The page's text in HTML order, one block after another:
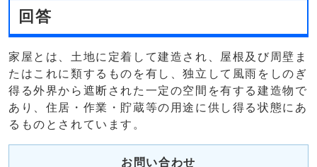
回答
家屋とは、土地に定着して建造され、屋根及び周壁ま
たはこれに類するものを有し、独立して風雨をしのぎ
得る外界から遮断された一定の空間を有する建造物で
あり、住居・作業・貯蔵等の用途に供し得る状態にあ
るものとされています。
お問い合わせ